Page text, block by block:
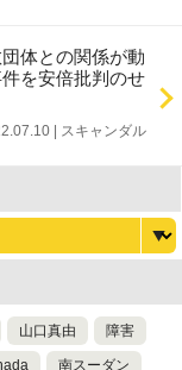
体との関係が動
を安倍批判のせ
| スキャンダル
山口真由 障害
南スーダン